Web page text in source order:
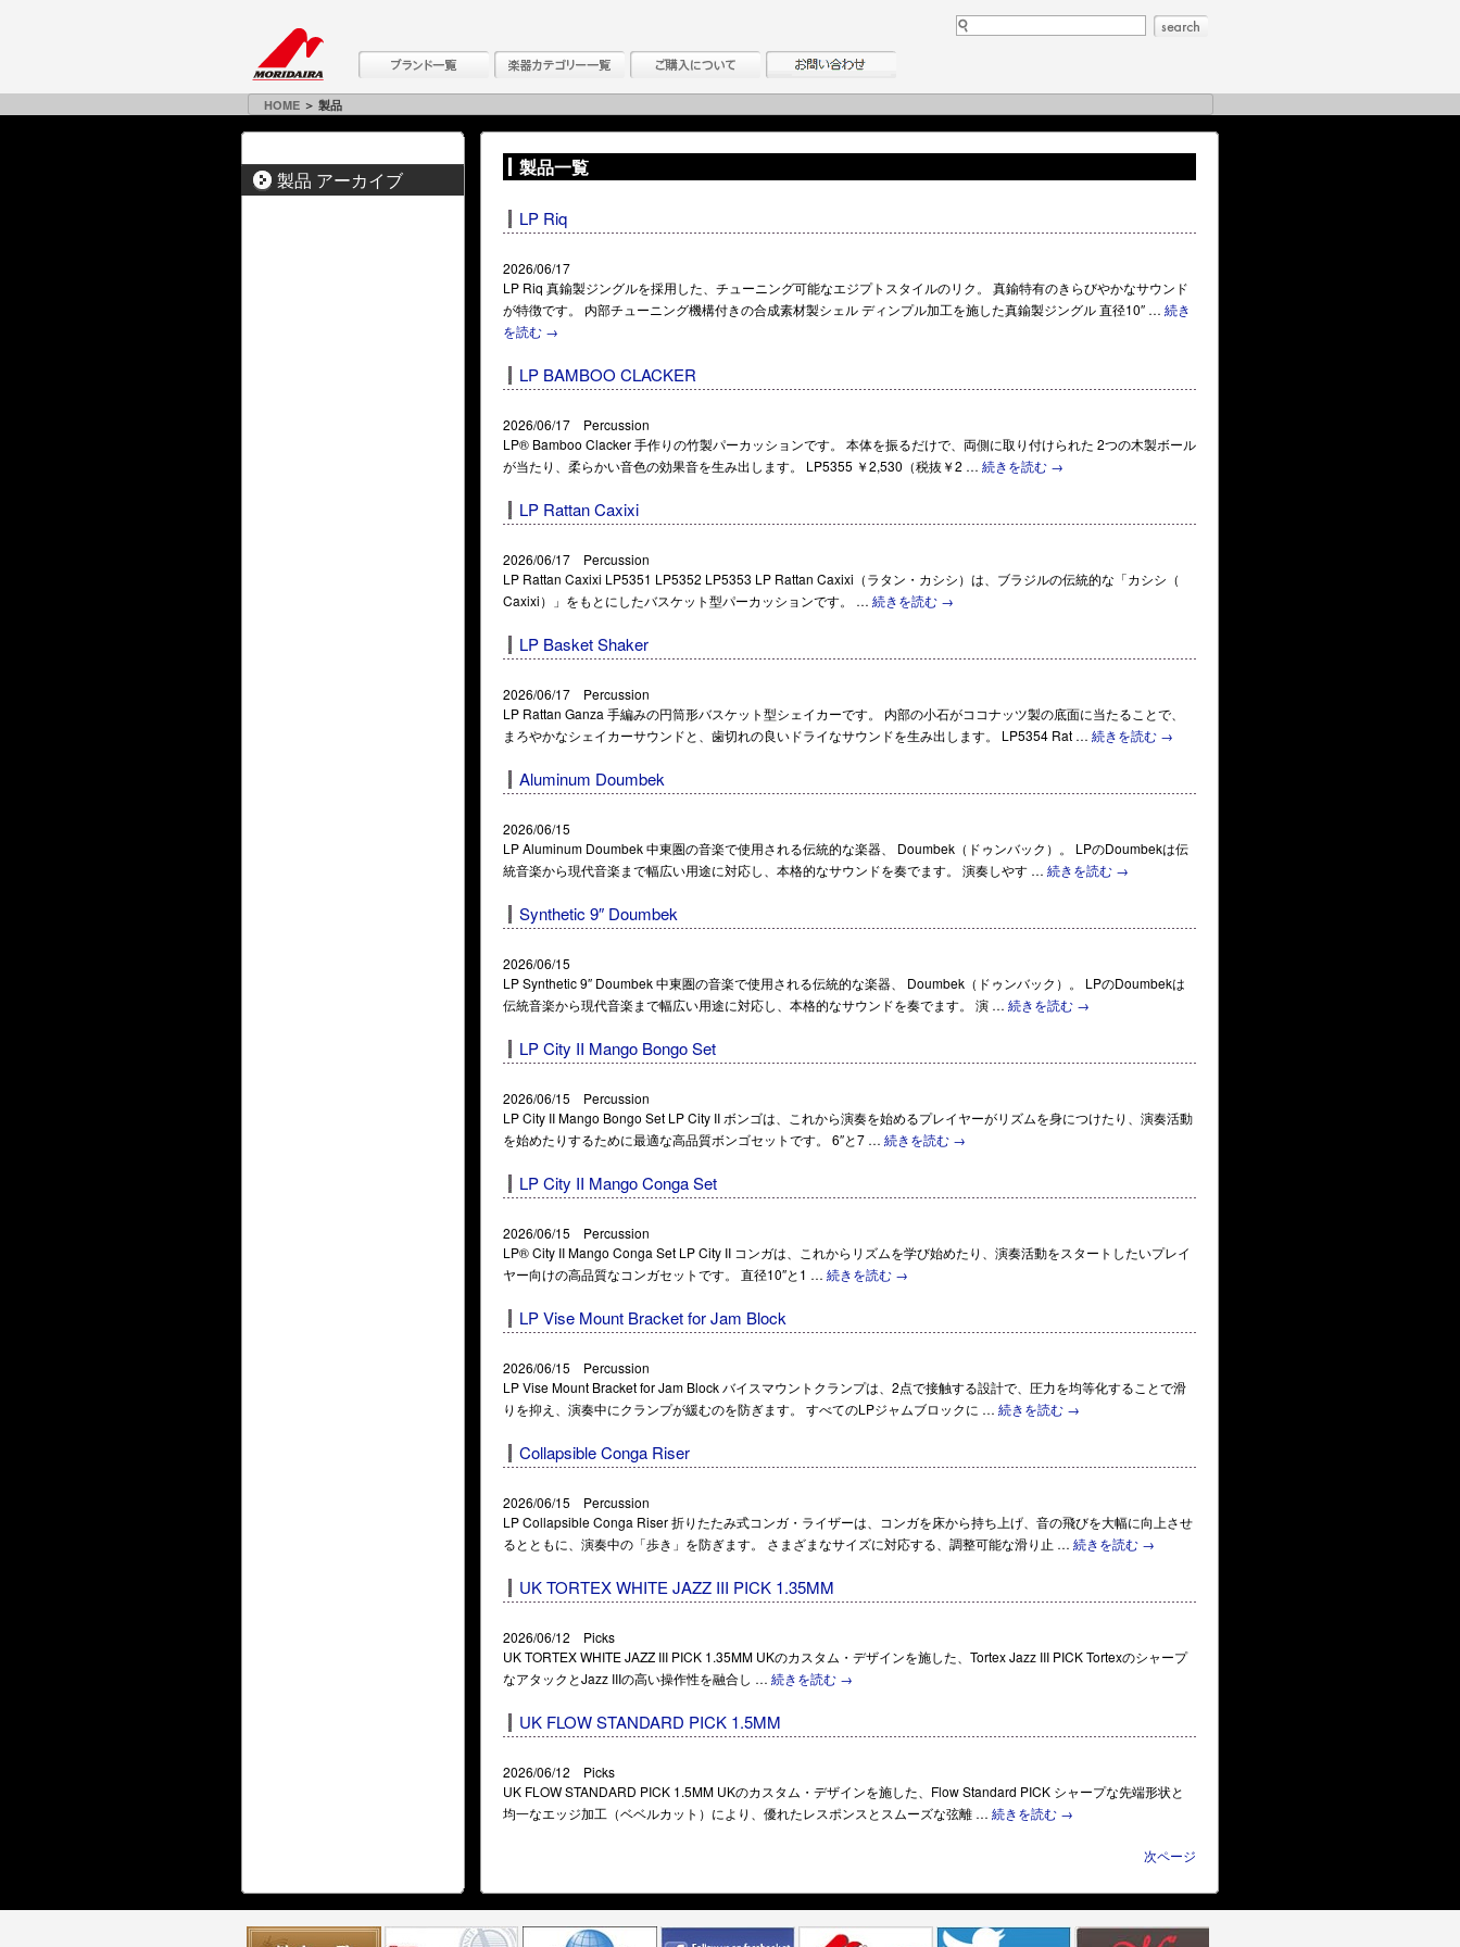
HOME＞ 製品
製品一覧
LP Riq
2026/06/17
LP Riq 真鍮製ジングルを採用した、チューニング可能なエジプトスタイルのリク。 真鍮特有のきらびやかなサウンド
が特徴です。 内部チューニング機構付きの合成素材製シェル ディンプル加工を施した真鍮製ジングル 直径10″ … 続き
を読む →
LP BAMBOO CLACKER
2026/06/17 Percussion
LP® Bamboo Clacker 手作りの竹製パーカッションです。 本体を振るだけで、両側に取り付けられた 2つの木製ボール
が当たり、柔らかい音色の効果音を生み出します。 LP5355 ￥2,530（税抜￥2 … 続きを読む →
LP Rattan Caxixi
2026/06/17 Percussion
LP Rattan Caxixi LP5351 LP5352 LP5353 LP Rattan Caxixi（ラタン・カシシ）は、ブラジルの伝統的な「カシシ（
Caxixi）」をもとにしたバスケット型パーカッションです。 … 続きを読む →
LP Basket Shaker
2026/06/17 Percussion
LP Rattan Ganza 手編みの円筒形バスケット型シェイカーです。 内部の小石がココナッツ製の底面に当たることで、
まろやかなシェイカーサウンドと、歯切れの良いドライなサウンドを生み出します。 LP5354 Rat … 続きを読む →
Aluminum Doumbek
2026/06/15
LP Aluminum Doumbek 中東圏の音楽で使用される伝統的な楽器、 Doumbek（ドゥンバック）。 LPのDoumbekは伝
統音楽から現代音楽まで幅広い用途に対応し、本格的なサウンドを奏でます。 演奏しやす … 続きを読む →
Synthetic 9″ Doumbek
2026/06/15
LP Synthetic 9″ Doumbek 中東圏の音楽で使用される伝統的な楽器、 Doumbek（ドゥンバック）。 LPのDoumbekは
伝統音楽から現代音楽まで幅広い用途に対応し、本格的なサウンドを奏でます。 演 … 続きを読む →
LP City II Mango Bongo Set
2026/06/15 Percussion
LP City II Mango Bongo Set LP City II ボンゴは、これから演奏を始めるプレイヤーがリズムを身につけたり、演奏活動
を始めたりするために最適な高品質ボンゴセットです。 6″と7 … 続きを読む →
LP City II Mango Conga Set
2026/06/15 Percussion
LP® City II Mango Conga Set LP City II コンガは、これからリズムを学び始めたり、演奏活動をスタートしたいプレイ
ヤー向けの高品質なコンガセットです。 直径10″と1 … 続きを読む →
LP Vise Mount Bracket for Jam Block
2026/06/15 Percussion
LP Vise Mount Bracket for Jam Block バイスマウントクランプは、2点で接触する設計で、圧力を均等化することで滑
りを抑え、演奏中にクランプが緩むのを防ぎます。 すべてのLPジャムブロックに … 続きを読む →
Collapsible Conga Riser
2026/06/15 Percussion
LP Collapsible Conga Riser 折りたたみ式コンガ・ライザーは、コンガを床から持ち上げ、音の飛びを大幅に向上させ
るとともに、演奏中の「歩き」を防ぎます。 さまざまなサイズに対応する、調整可能な滑り止 … 続きを読む →
UK TORTEX WHITE JAZZ III PICK 1.35MM
2026/06/12 Picks
UK TORTEX WHITE JAZZ III PICK 1.35MM UKのカスタム・デザインを施した、Tortex Jazz III PICK Tortexのシャープ
なアタックとJazz IIIの高い操作性を融合し … 続きを読む →
UK FLOW STANDARD PICK 1.5MM
2026/06/12 Picks
UK FLOW STANDARD PICK 1.5MM UKのカスタム・デザインを施した、Flow Standard PICK シャープな先端形状と
均一なエッジ加工（ベベルカット）により、優れたレスポンスとスムーズな弦離 … 続きを読む →
次ページ
製品 アーカイブ